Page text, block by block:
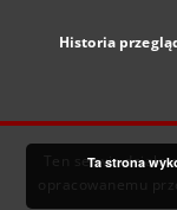
Historia
Ten serwis
Ta strona